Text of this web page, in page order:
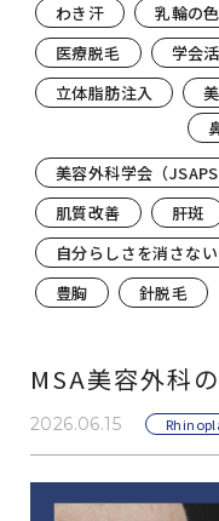
わき汗
乳輪の
医療脱毛
学会
立体脂肪注入
美容外科学会（JSAPS
肌質改善
肝斑
自分らしさを消さない
豊胸
針脱毛
MSA美容外科
2026.06.15